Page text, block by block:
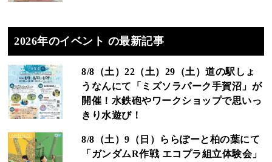
2026年のイベント の最新記事
8/8（土）22（土）29（土）道の駅しょ
うなんにて「ミズソラパーク手賀沼」が
開催！水鉄砲やワークショップで思いっ
きり水遊び！
8/8（土）9（日）ららぽーと柏の葉にて
「ガンダムR作戦 エコプラ組立体験会」